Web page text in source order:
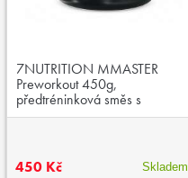
7NUTRITION MMASTER
Preworkout 450g,
předtréninková směs s
kofeinem
450 Kč Skladem